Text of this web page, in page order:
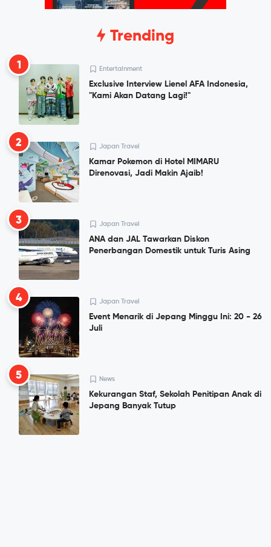
Trending
1 Entertainment
Exclusive Interview Lienel AFA Indonesia,
"Kami Akan Datang Lagi!"
2 Japan Travel
Kamar Pokemon di Hotel MIMARU
Direnovasi, Jadi Makin Ajaib!
3 Japan Travel
ANA dan JAL Tawarkan Diskon
Penerbangan Domestik untuk Turis Asing
4 Japan Travel
Event Menarik di Jepang Minggu Ini: 20 - 26
Juli
5 News
Kekurangan Staf, Sekolah Penitipan Anak di
Jepang Banyak Tutup